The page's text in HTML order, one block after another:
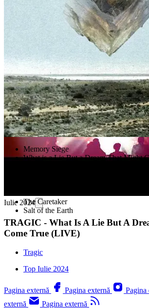
Memory Siege
What is a Lie But a Dream That Might
The Caretaker
Salt of the Earth
Videoclipuri
Iulie 2024
TRAGIC - What Is A Lie But A
Come True (LIVE)
Tragic
Top Iulie 2024
Pagina externă Pagina externă Pagina
externă
Pagina externă